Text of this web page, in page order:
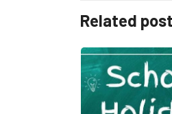
Related post